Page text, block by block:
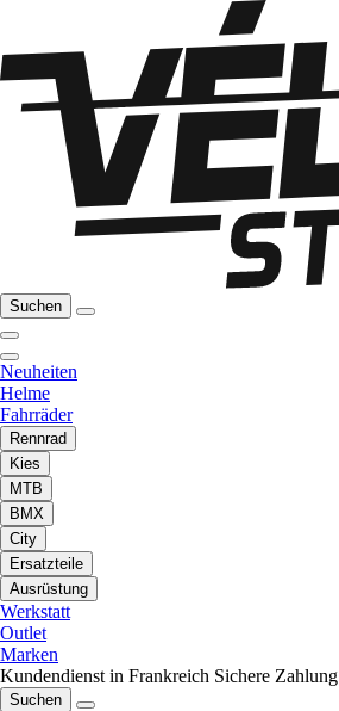
Suchen
Neuheiten
Helme
Fahrräder
Rennrad
Kies
MTB
BMX
City
Ersatzteile
Ausrüstung
Werkstatt
Outlet
Marken
Kundendienst in Frankreich Sichere Zahlung
Suchen